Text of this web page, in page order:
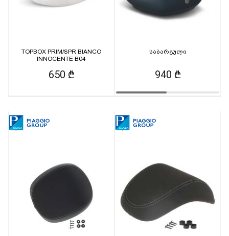
TOPBOX PRIM/SPR BIANCO
INNOCENTE B04
650 ₾
საბარგული
940 ₾